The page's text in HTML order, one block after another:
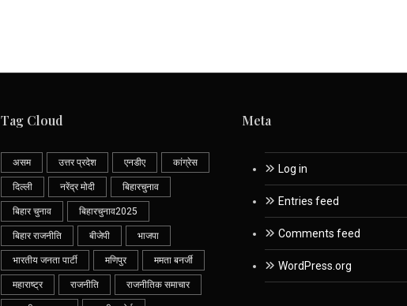
Tag Cloud
असम उत्तर प्रदेश एनडीए कांग्रेस
दिल्ली नरेंद्र मोदी बिहारचुनाव
बिहार चुनाव बिहारचुनाव2025
बिहार राजनीति बीजेपी भाजपा
भारतीय जनता पार्टी मणिपुर ममता बनर्जी
महाराष्ट्र राजनीति राजनीतिक समाचार
Meta
Log in
Entries feed
Comments feed
WordPress.org